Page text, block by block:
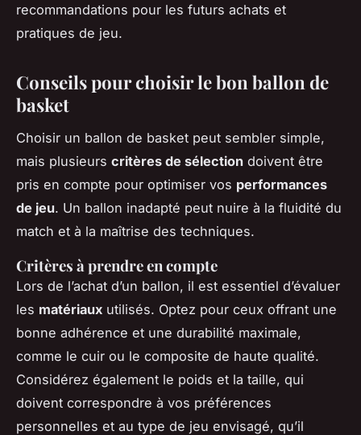
recommandations pour les futurs achats et
pratiques de jeu.
Conseils pour choisir le bon ballon de
basket
Choisir un ballon de basket peut sembler simple,
mais plusieurs critères de sélection doivent être
pris en compte pour optimiser vos performances
de jeu. Un ballon inadapté peut nuire à la fluidité du
match et à la maîtrise des techniques.
Critères à prendre en compte
Lors de l’achat d’un ballon, il est essentiel d’évaluer
les matériaux utilisés. Optez pour ceux offrant une
bonne adhérence et une durabilité maximale,
comme le cuir ou le composite de haute qualité.
Considérez également le poids et la taille, qui
doivent correspondre à vos préférences
personnelles et au type de jeu envisagé, qu’il